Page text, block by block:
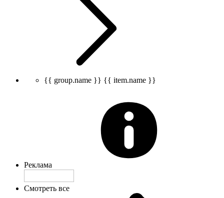
{{ group.name }} {{ item.name }}
Реклама
Смотреть все